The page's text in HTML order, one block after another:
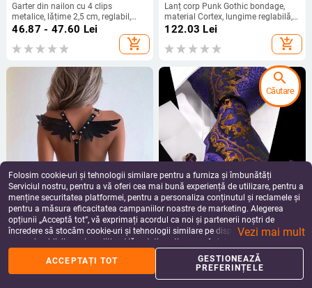
Garter din nailon cu 4 clips
metalice, lățime 2,5 cm, reglabil,
design încrucișat
46.87 - 47.60 Lei
add_shopping_cart
Lanț corp Punk Gothic bondage,
material Cortex, lungime reglabilă,
unisex adulți, brand NACI
122.03 Lei
add_shopping_cart
Set cu aripi de înger din piele PU,
unisex, lungime reglabilă,
primăvara 2023
92.11Lei
add_shopping_cart
Set trei piese: cravată, batistă de
buzunar și butoni pentru manșete;
fire din poliester; țesătură jacquard;
finisaj cu electroplating cupru;
detaliu de design: fir negru-auriu
86.29Lei
add_shopping_cart
Folosim cookie-uri și tehnologii similare pentru a furniza și îmbunătăți
Serviciul nostru, pentru a vă oferi cea mai bună experiență de utilizare, pentru a
menține securitatea platformei, pentru a personaliza conținutul și reclamele și
pentru a măsura eficacitatea campaniilor noastre de marketing. Alegerea
opțiunii „Acceptă tot”, vă exprimați acordul ca noi și partenerii noștri de
încredere să stocăm cookie-uri și tehnologii similare pe dispozitivul dvs. în
scopuri publicitare și analitice. Vă puteți gestiona preferințele în orice moment
făcând clic pe „Gestionează preferințele”. Pentru mai multe informații, vă
rugăm să consultațiPolitica noastră de confidențialitate.
Vezi mai mult
ACCEPTAȚI TOT
GESTIONEAZĂ
PREFERINȚELE
search
Căutare